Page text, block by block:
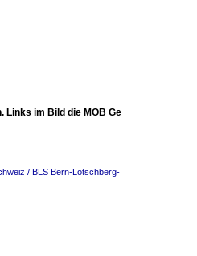
Links im Bild die MOB Ge
/ BLS Bern-Lötschberg-